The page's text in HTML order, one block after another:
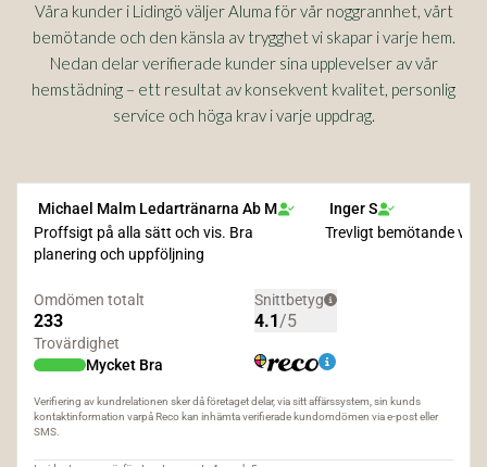
Våra kunder i Lidingö väljer Aluma för vår noggrannhet, vårt
bemötande och den känsla av trygghet vi skapar i varje hem.
Nedan delar verifierade kunder sina upplevelser av vår
hemstädning – ett resultat av konsekvent kvalitet, personlig
service och höga krav i varje uppdrag.